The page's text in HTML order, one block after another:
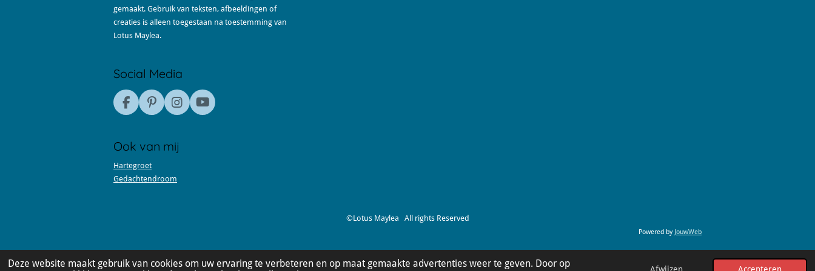
Deze website maakt gebruik van cookies om uw ervaring te verbeteren en op maat gemaakte advertenties weer te geven. Door op
Afwijzen Accepteren
gemaakt. Gebruik van teksten, afbeeldingen of
creaties is alleen toegestaan na toestemming van
Lotus Maylea.
Social Media
F
a
e
b
o
o
P
i
e
r
e
I
n
t
a
r
Y
o
Ook van mij
Hartegroet
Gedachtendroom
©Lotus Maylea All rights Reserved
Powered by JouwWeb